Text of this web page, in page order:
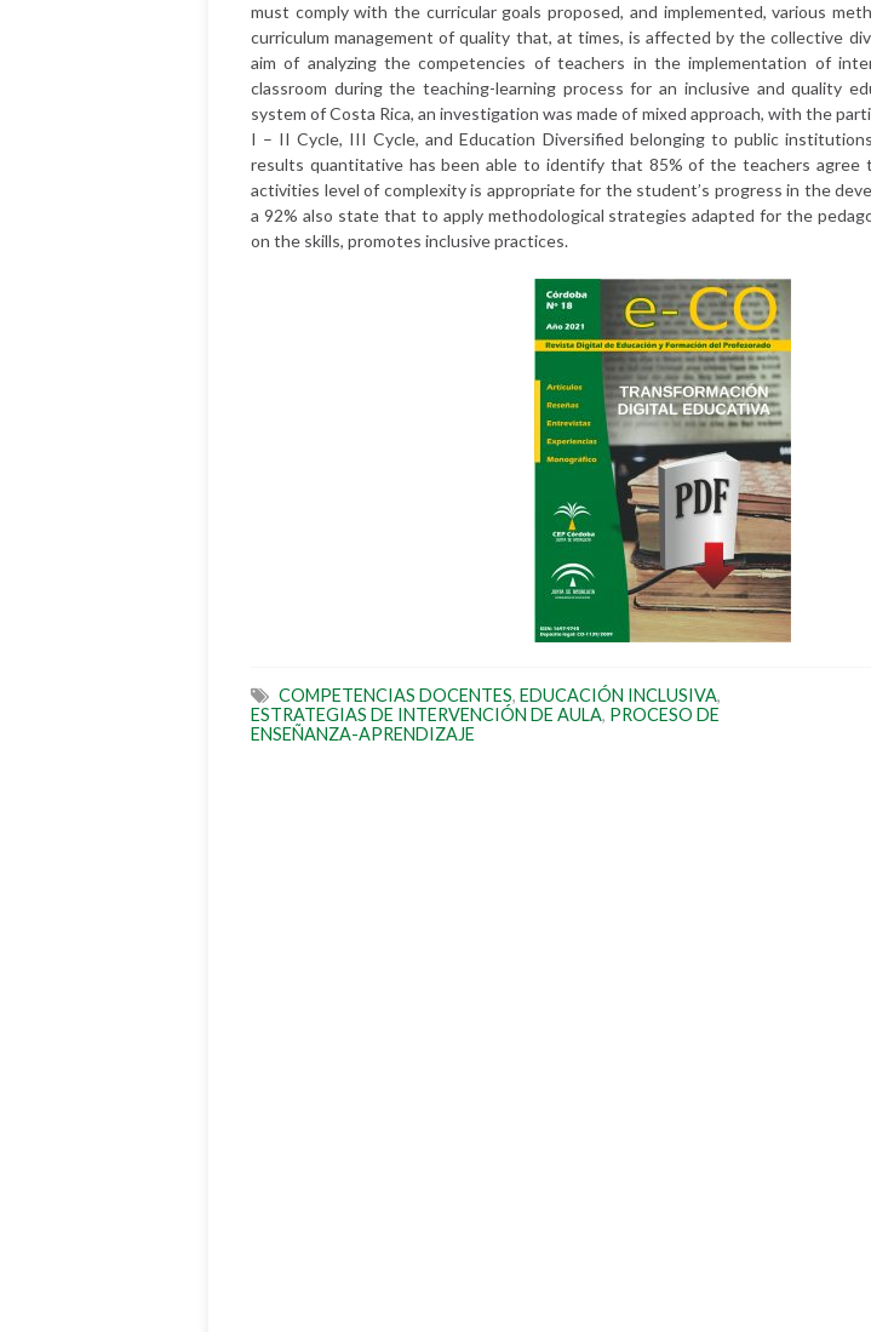
must comply with the curricular goals proposed, and implemented, various
curriculum management of quality that, at times, is affected by the collective
aim of analyzing the competencies of teachers in the implementation of
classroom during the teaching-learning process for an inclusive and quality
system of Costa Rica, an investigation was made of mixed approach, with the
I – II Cycle, III Cycle, and Education Diversified belonging to public
results quantitative has been able to identify that 85% of the teachers
activities level of complexity is appropriate for the student’s progress in the
a 92% also state that to apply methodological strategies adapted for the
on the skills, promotes inclusive practices.
COMPETENCIAS DOCENTES, EDUCACIÓN INCLUSIVA,
ESTRATEGIAS DE INTERVENCIÓN DE AULA, PROCESO DE
ENSEÑANZA-APRENDIZAJE